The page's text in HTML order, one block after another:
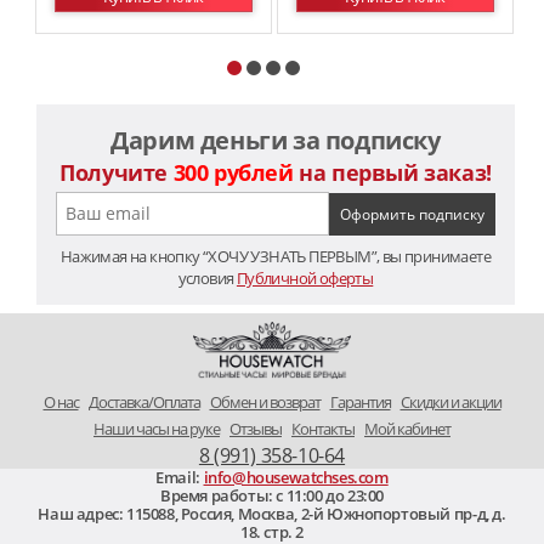
Дарим деньги за подписку
Получите 300 рублей на первый заказ!
Нажимая на кнопку “ХОЧУ УЗНАТЬ ПЕРВЫМ”, вы принимаете
условия Публичной оферты
O нас Доставка/Оплата Обмен и возврат Гарантия Скидки и акции
Наши часы на руке Отзывы Контакты Мой кабинет
8 (991) 358-10-64
Email: info@housewatchses.com
Время работы: c 11:00 до 23:00
Наш адрес: 115088, Россия, Москва 2-й Южнопортовый пр-д, д.
18. стр. 2